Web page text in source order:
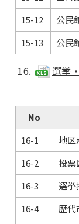
15-12
公民
15-13
公民
選挙
No
16-1
地区
16-2
投票
16-3
選挙
16-4
歴代